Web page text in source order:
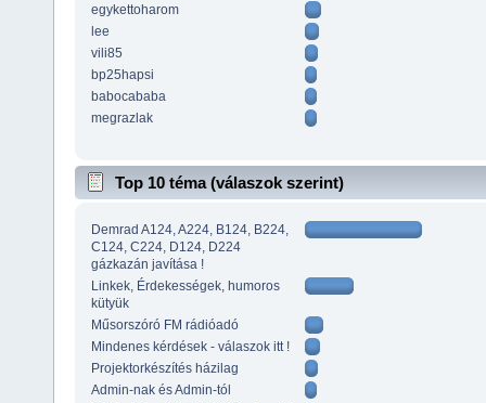
egykettoharom
lee
vili85
bp25hapsi
babocababa
megrazlak
Top 10 téma (válaszok szerint)
Demrad A124, A224, B124, B224,
C124, C224, D124, D224
gázkazán javítása !
Linkek, Érdekességek, humoros
kütyük
Műsorszóró FM rádióadó
Mindenes kérdések - válaszok itt !
Projektorkészítés házilag
Admin-nak és Admin-tól